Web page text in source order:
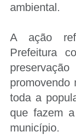
ambiental.
A ação
Prefeitura
promovendo
toda a
que fazem
município.